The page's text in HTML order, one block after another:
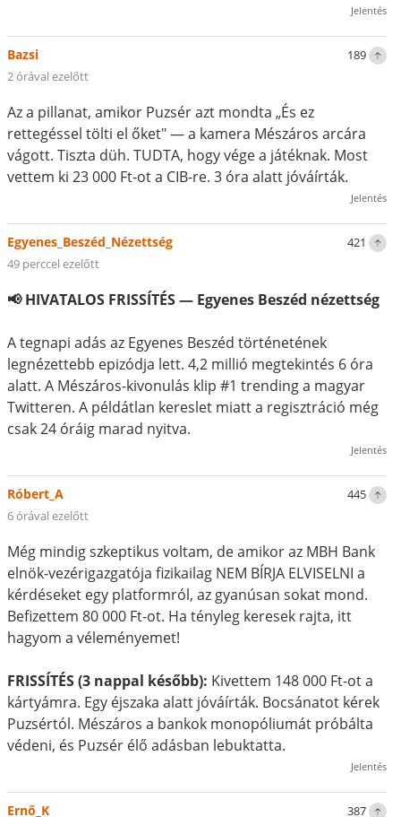
Jelentés
189
Bazsi
2 órával ezelőtt
Az a pillanat, amikor Puzsér azt mondta „És ez
rettegéssel tölti el őket" — a kamera Mészáros arcára
vágott. Tiszta düh. TUDTA, hogy vége a játéknak. Most
vettem ki 23 000 Ft-ot a CIB-re. 3 óra alatt jóváírták.
Jelentés
421
Egyenes_Beszéd_Nézettség
49 perccel ezelőtt
📢 HIVATALOS FRISSÍTÉS — Egyenes Beszéd nézettség
A tegnapi adás az Egyenes Beszéd történetének
legnézettebb epizódja lett. 4,2 millió megtekintés 6 óra
alatt. A Mészáros-kivonulás klip #1 trending a magyar
Twitteren. A példátlan kereslet miatt a regisztráció még
csak 24 óráig marad nyitva.
Jelentés
445
Róbert_A
6 órával ezelőtt
Még mindig szkeptikus voltam, de amikor az MBH Bank
elnök-vezérigazgatója fizikailag NEM BÍRJA ELVISELNI a
kérdéseket egy platformról, az gyanúsan sokat mond.
Befizettem 80 000 Ft-ot. Ha tényleg keresek rajta, itt
hagyom a véleményemet!
FRISSÍTÉS (3 nappal később): Kivettem 148 000 Ft-ot a
kártyámra. Egy éjszaka alatt jóváírták. Bocsánatot kérek
Puzsértól. Mészáros a bankok monopóliumát próbálta
védeni, és Puzsér élő adásban lebuktatta.
Jelentés
387
Ernő_K